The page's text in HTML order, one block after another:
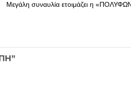
για Μαέστρου...
συναυλία ετοιμάζει η